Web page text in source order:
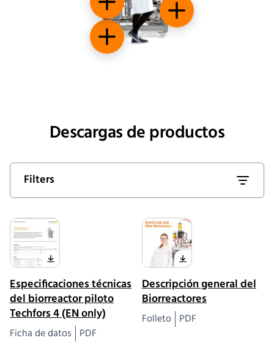
Diseño móvil
Clean-In-Place (CIP)
Opciones de recipiente de biorreactor
Descargas de productos
Filters
Especificaciones técnicas
del biorreactor piloto
Techfors 4 (EN only)
Ficha de datos PDF
Descripción general del
Biorreactores
Folleto PDF